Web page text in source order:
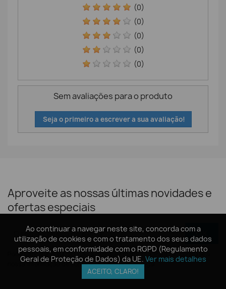
Ao continuar a navegar neste site, concorda com a
utilização de cookies e com o tratamento dos seus dados
pessoais, em conformidade com o RGPD (Regulamento
Geral de Proteção de Dados) da UE. Ver mais detalhes
ACEITO, CLARO!
(0)
(0)
(0)
(0)
(0)
Sem avaliações para o produto
Seja o primeiro a escrever a sua avaliação!
Aproveite as nossas últimas novidades e
ofertas especiais
Pode cancelar a subscrição a qualquer momento. Para tal, consulte a
nossa informação de contacto na declaração legal.
Ao continuar a navegar neste site, concorda com a
utilização de cookies e com o tratamento dos seus dados
pessoais, em conformidade com o RGPD (Regulamento
Geral de Proteção de Dados) da UE. Ver mais detalhes
ACEITO, CLARO!